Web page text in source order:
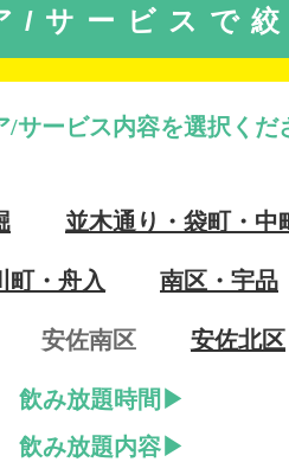
/サービスで絞
/サービス内容を選択くだ
並木通り・袋町・中
町・舟入 南区・宇品
安佐南区 安佐北区
飲み放題時間
飲み放題内容